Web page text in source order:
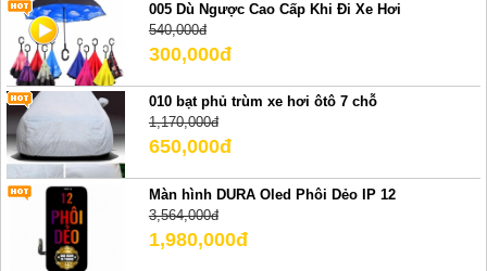
005 Dù Ngược Cao Cấp Khi Đi Xe Hơi
540,000đ
300,000đ
010 bạt phủ trùm xe hơi ôtô 7 chỗ
1,170,000đ
650,000đ
Màn hình DURA Oled Phôi Dẻo IP 12
3,564,000đ
1,980,000đ